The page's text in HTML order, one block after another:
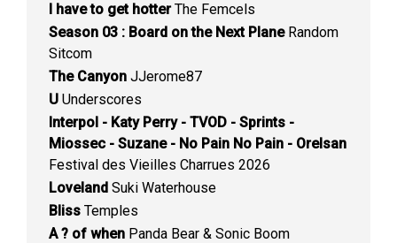
I have to get hotterThe Femcels
Season 03 : Board on the Next PlaneRandom
Sitcom
The Canyon JJerome87
U Underscores
Interpol - Katy Perry - TVOD - Sprints -
Miossec - Suzane - No Pain No Pain - Orelsan
Festival des Vieilles Charrues 2026
Loveland Suki Waterhouse
Bliss Temples
A ? of when Panda Bear & Sonic Boom